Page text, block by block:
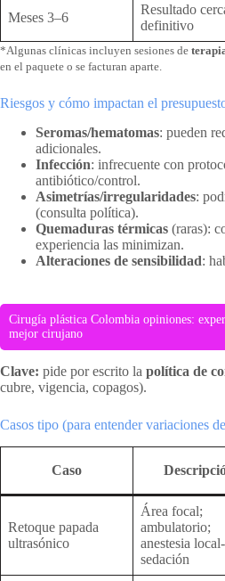
Meses 3–6
Resultado
definitivo
*Algunas clínicas incluyen sesiones de
en el paquete o se facturan aparte.
Riesgos y cómo impactan el
Seromas/hematomas: pueden
adicionales.
Infección: infrecuente con
antibiótico/control.
Asimetrías/irregularidades:
(consulta política).
Quemaduras térmicas (raras):
experiencia las minimizan.
Alteraciones de sensibilidad:
Cirugía plástica Colombia opiniones:
mejor cirujano
Clave: pide por escrito la política de
cubre, vigencia, copagos).
Casos tipo (para entender variaciones
Caso
Retoque papada
ultrasónico
Área focal;
ambulatorio;
anestesia local-
sedación